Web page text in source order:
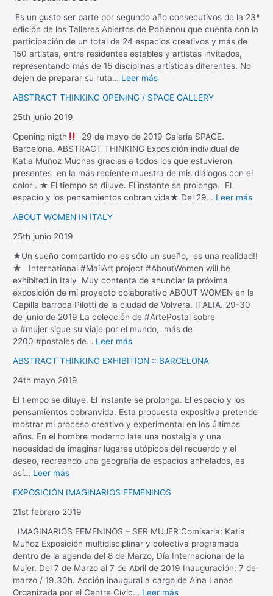
Es un gusto ser parte por segundo año consecutivos de la 23ª
edición de los Talleres Abiertos de Poblenou que cuenta con la
participación de un total de 24 espacios creativos y más de
150 artistas, entre residentes estables y artistas invitados,
representando más de 15 disciplinas artísticas diferentes. No
dejen de preparar su ruta… Leer más
ABSTRACT THINKING OPENING / SPACE GALLERY
25th junio 2019
Opening nigth
29 de mayo de 2019 Galeria SPACE.
Barcelona. ABSTRACT THINKING Exposición individual de
Katia Muñoz Muchas gracias a todos los que estuvieron
presentes en la más reciente muestra de mis diálogos con el
color . ★ El tiempo se diluye. El instante se prolonga. El
espacio y los pensamientos cobran vida★ Del 29… Leer más
ABOUT WOMEN IN ITALY
25th junio 2019
★Un sueño compartido no es sólo un sueño, es una realidad!!
★ International #MailArt project #AboutWomen will be
exhibited in Italy Muy contenta de anunciar la próxima
exposición de mi proyecto colaborativo ABOUT WOMEN en la
Capilla barroca Pilotti de la ciudad de Volvera. ITALIA. 29-30
de junio de 2019 La colección de #ArtePostal sobre
a #mujer sigue su viaje por el mundo, más de
2200 #postales de… Leer más
ABSTRACT THINKING EXHIBITION :: BARCELONA
24th mayo 2019
El tiempo se diluye. El instante se prolonga. El espacio y los
pensamientos cobranvida. Esta propuesta expositiva pretende
mostrar mi proceso creativo y experimental en los últimos
años. En el hombre moderno late una nostalgia y una
necesidad de imaginar lugares utópicos del recuerdo y el
deseo, recreando una geografía de espacios anhelados, es
así… Leer más
EXPOSICIÓN IMAGINARIOS FEMENINOS
21st febrero 2019
IMAGINARIOS FEMENINOS – SER MUJER Comisaria: Katia
Muñoz Exposición multidisciplinar y colectiva programada
dentro de la agenda del 8 de Marzo, Día Internacional de la
Mujer. Del 7 de Marzo al 7 de Abril de 2019 Inauguración: 7 de
marzo / 19.30h. Acción inaugural a cargo de Aina Lanas
Organizada por el Centre Cívic… Leer más